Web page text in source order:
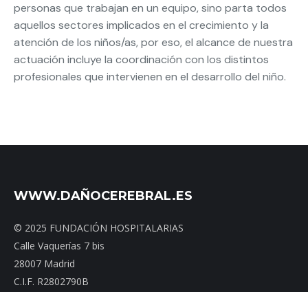
personas que trabajan en un equipo, sino parta todos
aquellos sectores implicados en el crecimiento y la
atención de los niños/as, por eso, el alcance de nuestra
actuación incluye la coordinación con los distintos
profesionales que intervienen en el desarrollo del niño.
WWW.DAÑOCEREBRAL.ES
© 2025 FUNDACIÓN HOSPITALARIAS
Calle Vaquerías 7 bis
28007 Madrid
C.I.F. R2802790B